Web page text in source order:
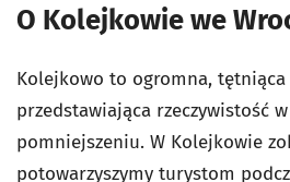
O Kolejkowie we
Kolejkowo to ogromna,
przedstawiająca rzeczywistość
pomniejszeniu. W Kolejkowie
potowarzyszymy turystom